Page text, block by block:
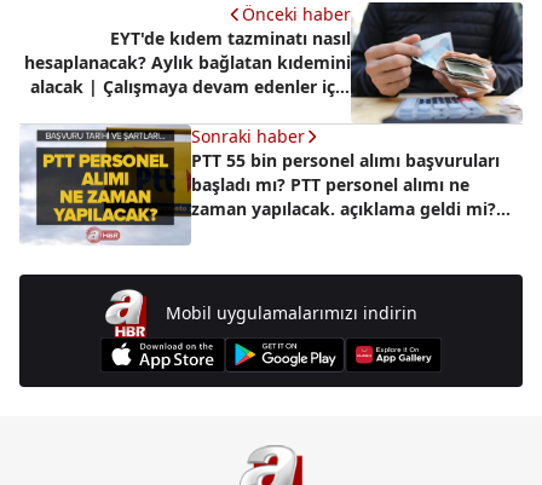
Önceki haber
EYT'de kıdem tazminatı nasıl
hesaplanacak? Aylık bağlatan kıdemini
alacak | Çalışmaya devam edenler için
Sonraki haber
PTT 55 bin personel alımı başvuruları
başladı mı? PTT personel alımı ne
zaman yapılacak. açıklama geldi mi?
Mobil uygulamalarımızı indirin